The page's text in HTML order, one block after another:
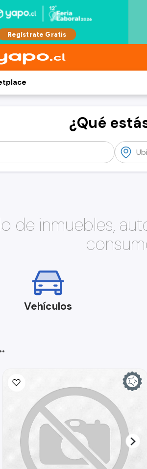
¿Qué
de inmuebles,
Vehículos